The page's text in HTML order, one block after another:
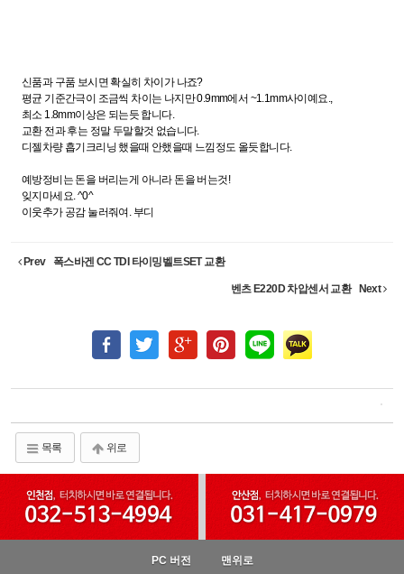
신품과 구품 보시면 확실히 차이가 나죠?
평균 기준간극이 조금씩 차이는 나지만 0.9mm에서 ~1.1mm사이예요.,
최소 1.8mm이상은 되는듯 합니다.
교환 전과 후는 정말 두말할것 없습니다.
디젤차량 흡기크리닝 했을때 안했을때 느낌정도 올듯합니다.
예방정비는 돈을 버리는게 아니라 돈을 버는것!
잊지마세요. ^0^
이웃추가 공감 눌러줘여. 부디
Prev 폭스바겐 CC TDI 타이밍벨트SET 교환
벤츠 E220D 차압센서 교환 Next
목록 위로
PC 버전 맨위로